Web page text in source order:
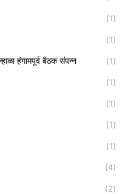
(1)
(1)
हंगामपूर्व बैठक संपन्न (1)
(1)
(1)
(1)
(1)
(4)
(2)